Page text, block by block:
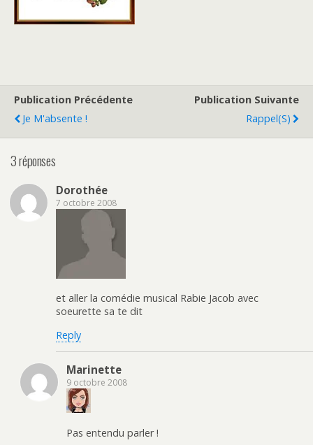
Publication Précédente
Je M'absente !
Publication Suivante
Rappel(s)
3 réponses
Dorothée
7 octobre 2008
et aller la comédie musical Rabie Jacob avec
soeurette sa te dit
Reply
Marinette
9 octobre 2008
Pas entendu parler !